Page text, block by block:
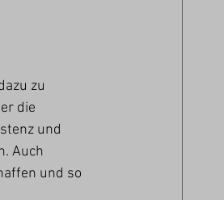
zu
die
und
Auch
und so